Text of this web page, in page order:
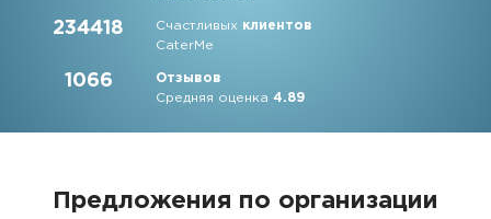
234418 Счастливых клиентов
CaterMe
1066
Отзывов
Средняя оценка4.89
Предложения по организации